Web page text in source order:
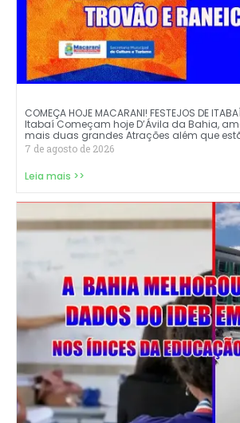
COMEÇA HOJE MACARANI! FESTEJOS DE
Itabaí Começam hoje D’Ávila da Bahia,
mais duas grandes Atrações além que
7 de agosto de 2026
Leia mais >>